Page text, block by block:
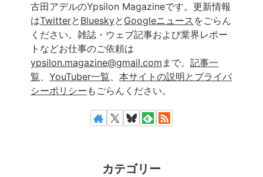
古田アデルのYpsilon Magazineです。更新情報
はTwitterと Blueskyと Googleニュース をごらん
ください。雑誌・ウェブ記事および業界レポー
トなどお仕事のご依頼は
ypsilon.magazine@gmail.com まで。 記事一
覧、 YouTuber一覧、 本サイトの説明とプライバ
シーポリシー もごらんください。
カテゴリー